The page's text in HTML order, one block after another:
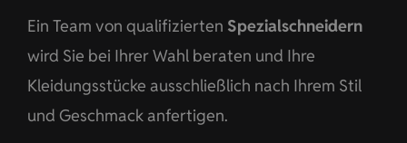
Ein Team von qualifizierten Spezialschneidern
wird Sie bei Ihrer Wahl beraten und Ihre
Kleidungsstücke ausschließlich nach Ihrem Stil
und Geschmack anfertigen.